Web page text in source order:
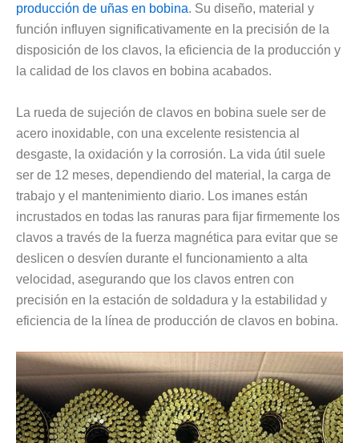
producción de uñas en bobina. Su diseño, material y
función influyen significativamente en la precisión de la
disposición de los clavos, la eficiencia de la producción y
la calidad de los clavos en bobina acabados.
La rueda de sujeción de clavos en bobina suele ser de
acero inoxidable, con una excelente resistencia al
desgaste, la oxidación y la corrosión. La vida útil suele
ser de 12 meses, dependiendo del material, la carga de
trabajo y el mantenimiento diario. Los imanes están
incrustados en todas las ranuras para fijar firmemente los
clavos a través de la fuerza magnética para evitar que se
deslicen o desvíen durante el funcionamiento a alta
velocidad, asegurando que los clavos entren con
precisión en la estación de soldadura y la estabilidad y
eficiencia de la línea de producción de clavos en bobina.